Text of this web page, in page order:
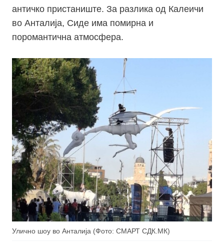
античко пристаниште. За разлика од Калеичи
во Анталија, Сиде има помирна и
поромантична атмосфера.
Улично шоу во Анталија (Фото: СМАРТ СДК.МК)